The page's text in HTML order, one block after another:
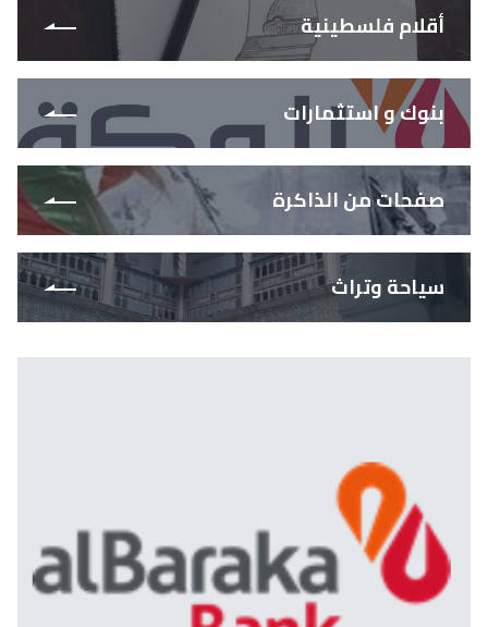
أقلام فلسطينية
بنوك و استثمارات
صفحات من الذاكرة
سياحة وتراث